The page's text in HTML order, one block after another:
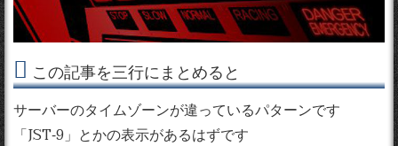
この記事を三行にまとめると
サーバーのタイムゾーンが違っているパターンです
「JST-9」とかの表示があるはずです